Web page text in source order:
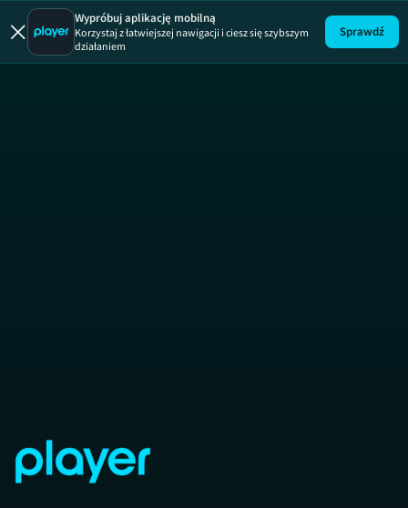
Uwaga!
Wypróbuj aplikację mobilną
Korzystaj z łatwiejszej nawigacji i ciesz się szybszym
działaniem
Sprawdź